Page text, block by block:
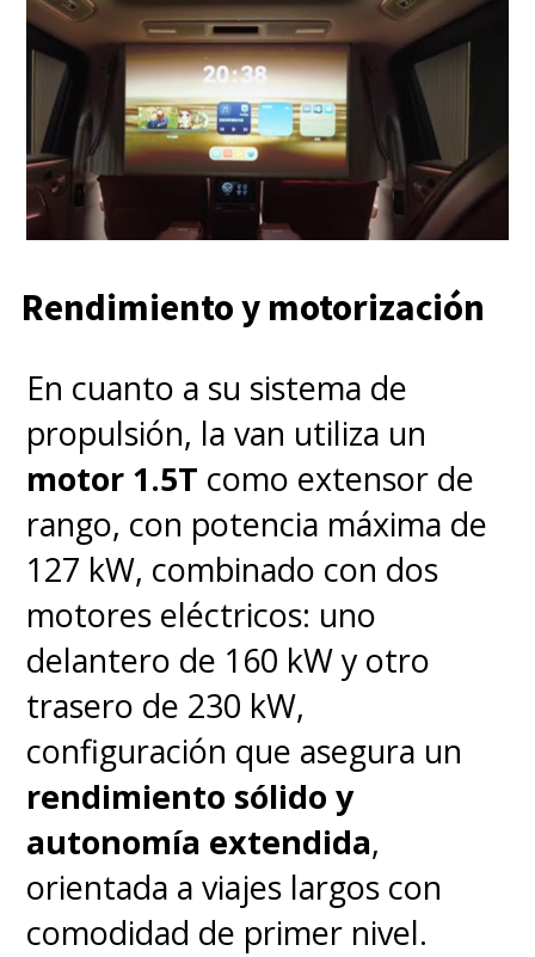
Rendimiento y motorización
En cuanto a su sistema de
propulsión, la van utiliza un
motor 1.5T como extensor de
rango, con potencia máxima de
127 kW, combinado con dos
motores eléctricos: uno
delantero de 160 kW y otro
trasero de 230 kW,
configuración que asegura un
rendimiento sólido y
autonomía extendida,
orientada a viajes largos con
comodidad de primer nivel.